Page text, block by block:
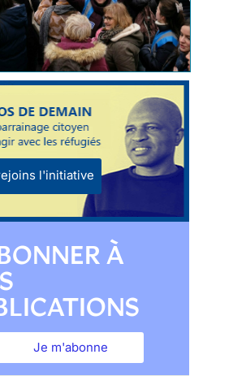
l'initiative
À
Je m'abonne